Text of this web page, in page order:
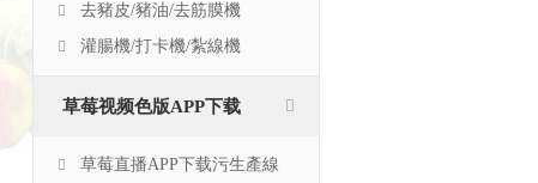
去豬皮/豬油/去筋膜機
灌腸機/打卡機/紮線機
草莓视频色版APP下载
草莓直播APP下载污生產線